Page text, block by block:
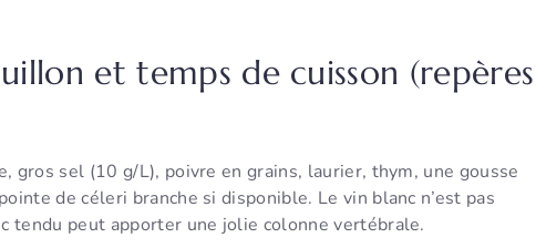
et temps de cuisson (repères
gros sel (10 g/L), poivre en grains, laurier, thym, une gousse
de céleri branche si disponible. Le vin blanc n’est pas
tendu peut apporter une jolie colonne vertébrale.